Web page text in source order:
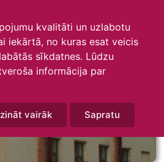
kvalitāti un uzlabotu
iekārtā, no kuras esat veicis
sīkdatnes. Lūdzu
informācija par
vairāk Sapratu